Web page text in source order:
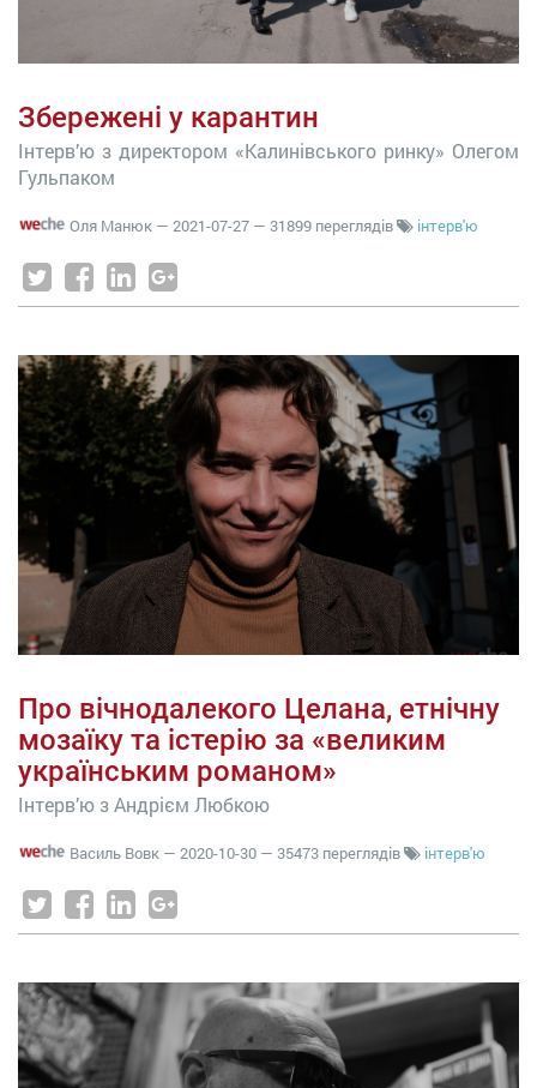
Збережені у карантин
Інтерв’ю з директором «Калинівського ринку» Олегом
Гульпаком
Оля Манюк — 2021-07-27 — 31899 переглядів інтерв'ю
Про вічнодалекого Целана, етнічну
мозаїку та істерію за «великим
українським романом»
Інтерв’ю з Андрієм Любкою
Василь Вовк — 2020-10-30 — 35473 переглядів інтерв'ю